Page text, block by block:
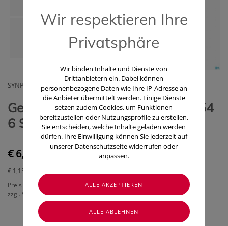
SYNPHARMA GMBH
Gehwol Ballenringe Oval Nr 64154
6 Stück
€ 6,90
€ 1,15
Preis inkl. MwSt.
zzgl. Versandkosten
Wir respektieren Ihre
Privatsphäre
Wir binden Inhalte und Dienste von
Drittanbietern ein. Dabei können
personenbezogene Daten wie Ihre IP-Adresse an
die Anbieter übermittelt werden. Einige Dienste
setzen zudem Cookies, um Funktionen
bereitzustellen oder Nutzungsprofile zu erstellen.
Sie entscheiden, welche Inhalte geladen werden
dürfen. Ihre Einwilligung können Sie jederzeit auf
unserer Datenschutzseite widerrufen oder
anpassen.